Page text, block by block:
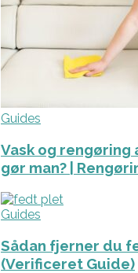
Guides
Vask og rengøring
gør man? |
Guides
Sådan fjerner du
(Verificeret Guide)